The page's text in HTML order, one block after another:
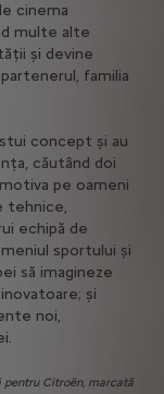
cinema
multe alte
și devine
familia
concept și au
căutând doi
pe oameni
tehnice,
echipă de
sportului și
să imagineze
și
noi,
pentru Citroën, marcată